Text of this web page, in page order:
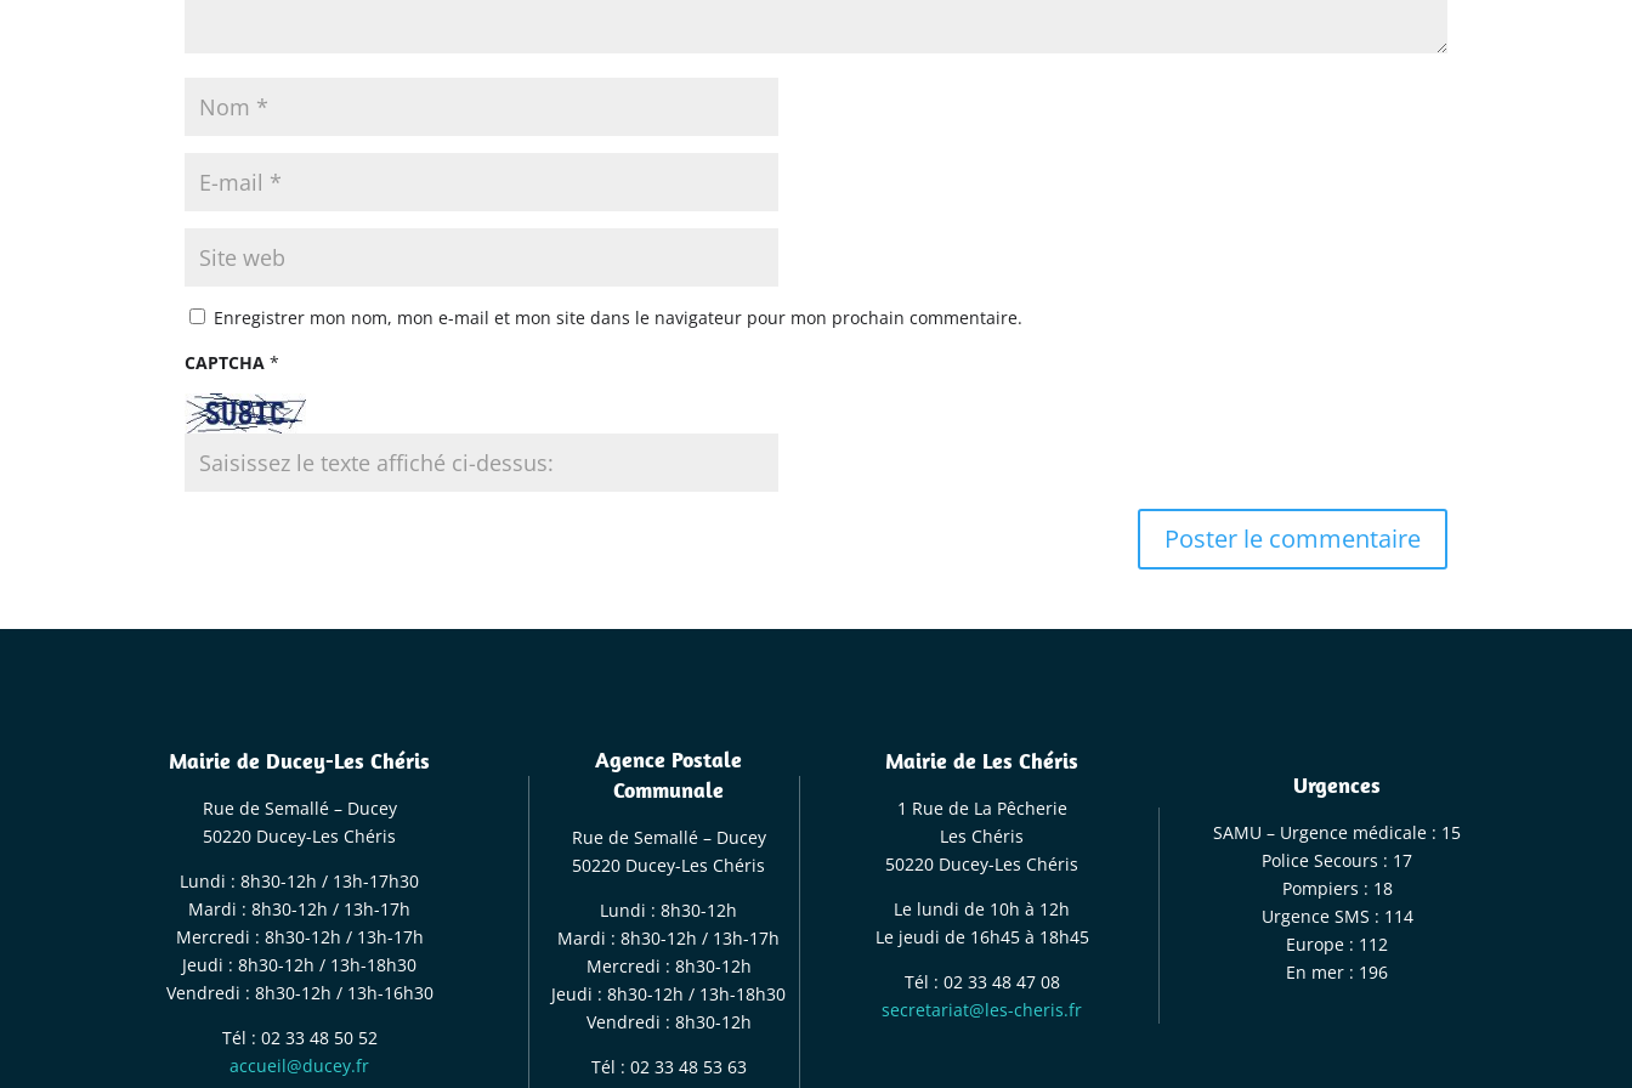
Enregistrer mon nom, mon e-mail et mon site dans le navigateur pour mon prochain commentaire.
CAPTCHA *
Mairie de Ducey-Les Chéris
Rue de Semallé – Ducey
50220 Ducey-Les Chéris
Lundi : 8h30-12h / 13h-17h30
Mardi : 8h30-12h / 13h-17h
Mercredi : 8h30-12h / 13h-17h
Jeudi : 8h30-12h / 13h-18h30
Vendredi : 8h30-12h / 13h-16h30
Tél : 02 33 48 50 52
accueil@ducey.fr
Agence Postale
Communale
Rue de Semallé – Ducey
50220 Ducey-Les Chéris
Lundi : 8h30-12h
Mardi : 8h30-12h / 13h-17h
Mercredi : 8h30-12h
Jeudi : 8h30-12h / 13h-18h30
Vendredi : 8h30-12h
Tél : 02 33 48 53 63
Mairie de Les Chéris
1 Rue de La Pêcherie
Les Chéris
50220 Ducey-Les Chéris
Le lundi de 10h à 12h
Le jeudi de 16h45 à 18h45
Tél : 02 33 48 47 08
secretariat@les-cheris.fr
Urgences
SAMU – Urgence médicale : 15
Police Secours : 17
Pompiers : 18
Urgence SMS : 114
Europe : 112
En mer : 196